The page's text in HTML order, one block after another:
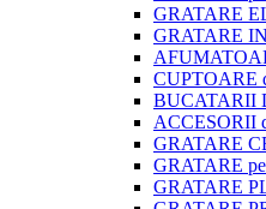
GRATARE
GRATARE
CUPTOARE
BUCATARII
ACCESORII
GRATARE
GRATARE
GRATARE